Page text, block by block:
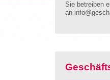
Sie betreiben
an